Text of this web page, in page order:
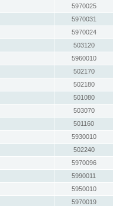
5970025
5970031
5970024
503120
5960010
502170
502180
501080
503070
501160
5930010
502240
5970096
5990011
5950010
5970019